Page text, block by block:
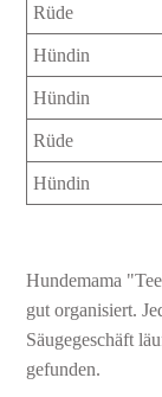
Rüde
Hündin
Hündin
Rüde
Hündin
Hundemama
gut organisiert.
Säugegeschäft
gefunden.